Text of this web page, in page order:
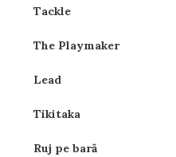
Tackle
The Playmaker
Lead
Tikitaka
Ruj pe bară